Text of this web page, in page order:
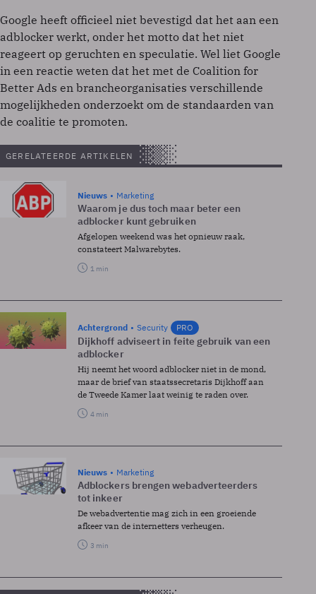
Google heeft officieel niet bevestigd dat het aan een
adblocker werkt, onder het motto dat het niet
reageert op geruchten en speculatie. Wel liet Google
in een reactie weten dat het met de Coalition for
Better Ads en brancheorganisaties verschillende
mogelijkheden onderzoekt om de standaarden van
de coalitie te promoten.
GERELATEERDE ARTIKELEN
Nieuws Marketing
Waarom je dus toch maar beter een
adblocker kunt gebruiken
Afgelopen weekend was het opnieuw raak,
constateert Malwarebytes.
1 min
Achtergrond Security PRO
Dijkhoff adviseert in feite gebruik van een
adblocker
Hij neemt het woord adblocker niet in de mond,
maar de brief van staatssecretaris Dijkhoff aan
de Tweede Kamer laat weinig te raden over.
4 min
Nieuws Marketing
Adblockers brengen webadverteerders
tot inkeer
De webadvertentie mag zich in een groeiende
afkeer van de internetters verheugen.
3 min